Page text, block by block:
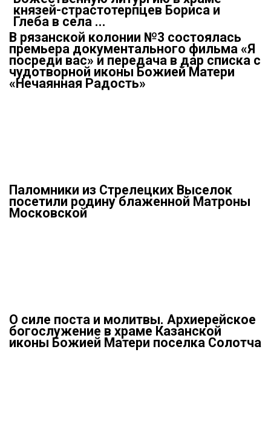
князей-страстотерпцев Бориса и
Глеба в села ...
В рязанской колонии №3 состоялась
премьера документального фильма «Я
посреди вас» и передача в дар списка с
чудотворной иконы Божией Матери
«Нечаянная Радость»
Паломники из Стрелецких Выселок
посетили родину блаженной Матроны
Московской
О силе поста и молитвы. Архиерейское
богослужение в храме Казанской
иконы Божией Матери поселка Солотча